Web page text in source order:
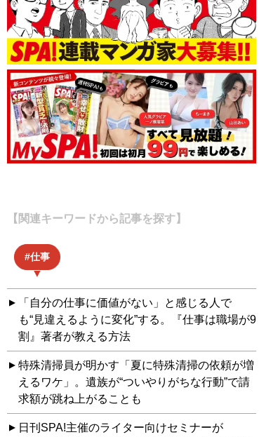
【関連キーワードから記事を探す】
仕事
「自分の仕事に価値がない」と感じる人で
も“見違えるように変化”する。『仕事は職場が9
割』著者が教える方法
特殊清掃員が明かす「夏に特殊清掃の依頼が増
えるワケ」。遺族が“ついやりがちな行動”で請
求額が跳ね上がることも
日刊SPA!主催のライター向けセミナーが